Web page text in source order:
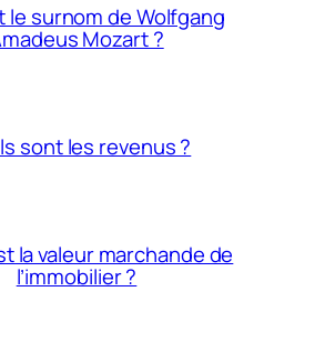
le surnom de Wolfgang
Mozart ?
sont les revenus ?
la valeur marchande de
l’immobilier ?